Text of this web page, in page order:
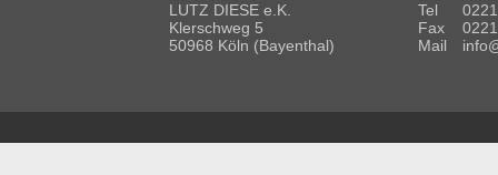
LUTZ DIESE e.K.
Klerschweg 5
50968 Köln (Bayenthal)
Tel
Fax
Mail